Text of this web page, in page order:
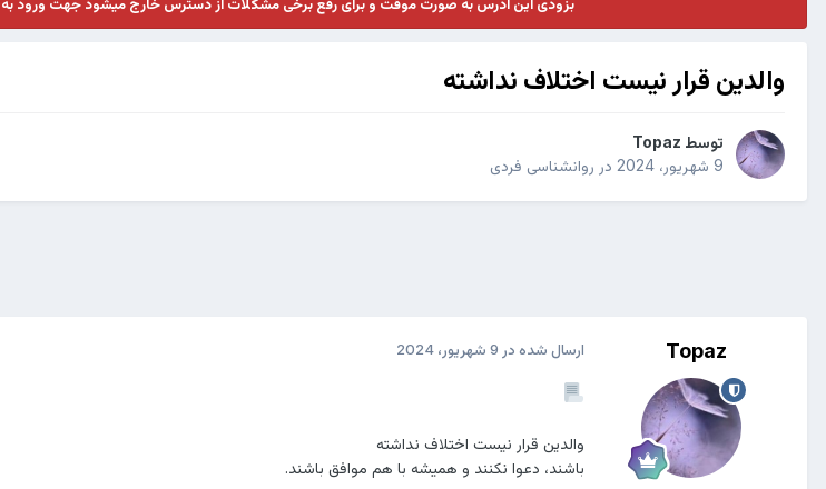
والدين قرار نيست اختلاف نداشته
توسط Topaz
9 شهریور، 2024
در روانشناسی فردی
Topaz ارسال شده در 9 شهریور، 2024
والدين قرار نيست اختلاف نداشته
باشند، دعوا نكنند و هميشه با هم موافق باشند.